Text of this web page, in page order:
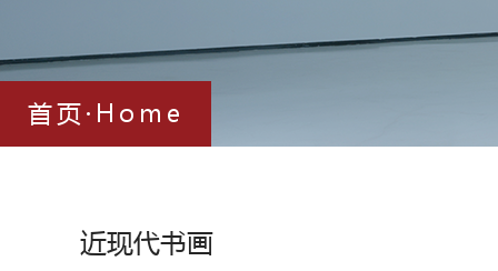
首页·Home
近现代书画